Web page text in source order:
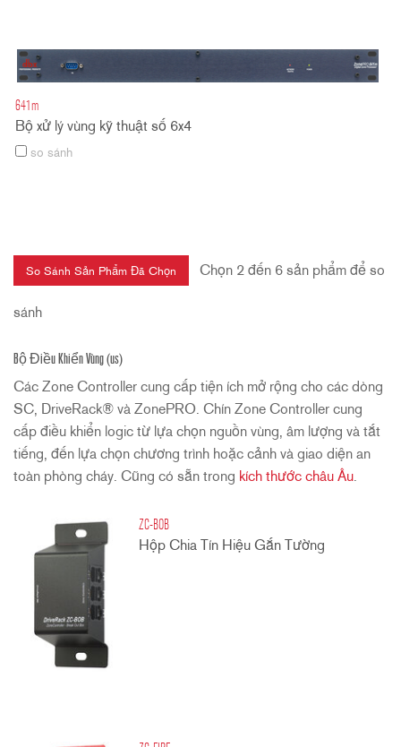
641m
Bộ xử lý vùng kỹ thuật số 6x4
so sánh
Chọn 2 đến 6 sản phẩm để so
sánh
Bộ Điều Khiển Vùng (us)
Các Zone Controller cung cấp tiện ích mở rộng cho các dòng
SC, DriveRack® và ZonePRO. Chín Zone Controller cung
cấp điều khiển logic từ lựa chọn nguồn vùng, âm lượng và tắt
tiếng, đến lựa chọn chương trình hoặc cảnh và giao diện an
toàn phòng cháy. Cũng có sẵn trong kích thước châu Âu.
ZC-BOB
Hộp Chia Tín Hiệu Gắn Tường